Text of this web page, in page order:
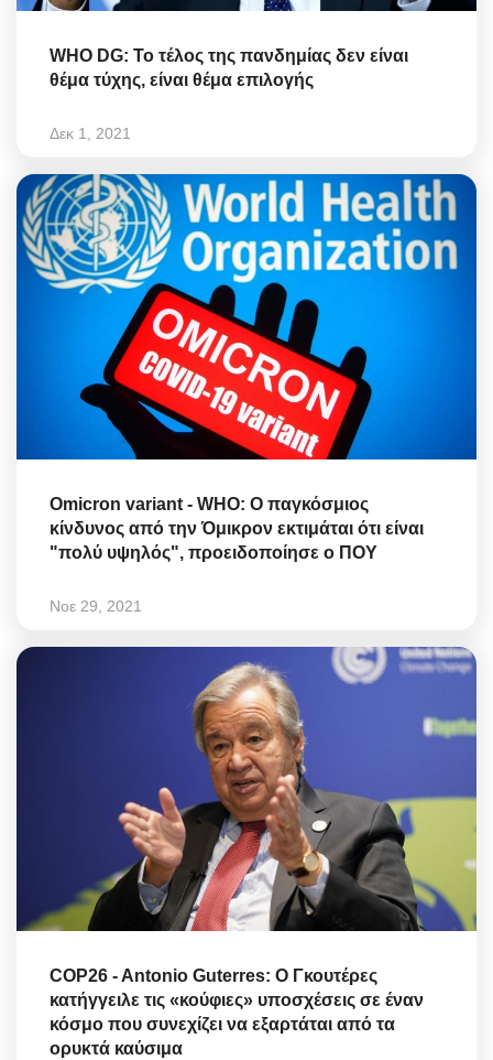
WHO DG: Το τέλος της πανδημίας δεν είναι
θέμα τύχης, είναι θέμα επιλογής
Δεκ 1, 2021
Omicron variant - WHO: Ο παγκόσμιος
κίνδυνος από την Όμικρον εκτιμάται ότι είναι
"πολύ υψηλός", προειδοποίησε ο ΠΟΥ
Νοε 29, 2021
COP26 - Antonio Guterres: Ο Γκουτέρες
κατήγγειλε τις «κούφιες» υποσχέσεις σε έναν
κόσμο που συνεχίζει να εξαρτάται από τα
ορυκτά καύσιμα